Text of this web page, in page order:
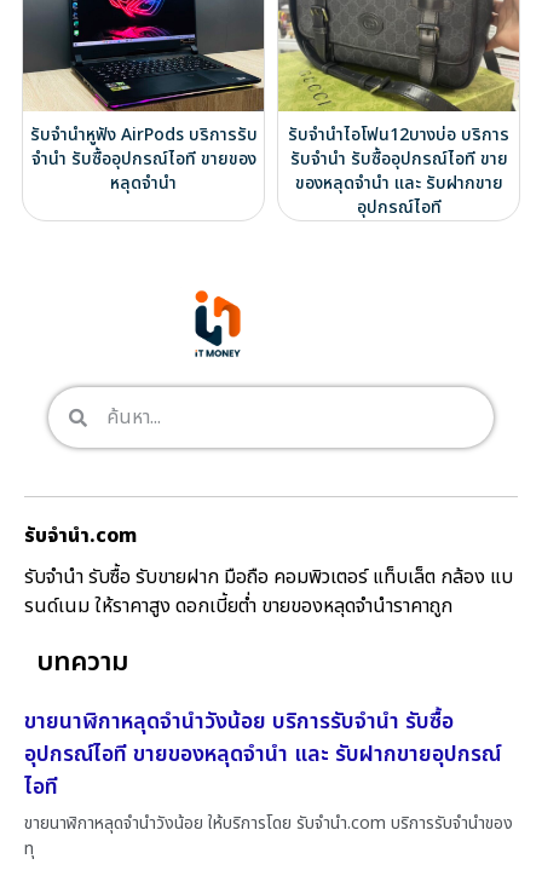
รับจำนำหูฟัง AirPods บริการรับ
จำนำ รับซื้ออุปกรณ์ไอที ขายของ
หลุดจำนำ
รับจำนำไอโฟน12บางบ่อ บริการ
รับจำนำ รับซื้ออุปกรณ์ไอที ขาย
ของหลุดจำนำ และ รับฝากขาย
อุปกรณ์ไอที
รับจํานํา.com
รับจำนำ รับซื้อ รับขายฝาก มือถือ คอมพิวเตอร์ แท็บเล็ต กล้อง แบ
รนด์เนม ให้ราคาสูง ดอกเบี้ยต่ำ ขายของหลุดจำนำราคาถูก
บทความ
ขายนาฬิกาหลุดจำนำวังน้อย บริการรับจำนำ รับซื้อ
อุปกรณ์ไอที ขายของหลุดจำนำ และ รับฝากขายอุปกรณ์
ไอที
ขายนาฬิกาหลุดจำนำวังน้อย ให้บริการโดย รับจํานํา.com บริการรับจำนำของ
ทุ